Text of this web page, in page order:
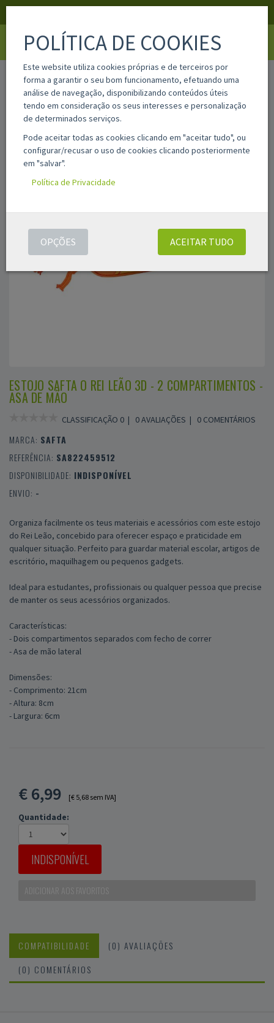
home sa822459512
ESTOJO SAFTA O REI LEÃO 3D - 2 COMPARTIMENTOS -
ASA DE MÃO
CLASSIFICAÇÃO 0 | 0 AVALIAÇÕES | 0 COMENTÁRIOS
MARCA: SAFTA
REFERÊNCIA: SA822459512
DISPONIBILIDADE: INDISPONÍVEL
ENVIO: -
Organiza facilmente os teus materiais e acessórios com este estojo
do Rei Leão, concebido para oferecer espaço e praticidade em
qualquer situação. Perfeito para guardar material escolar, artigos de
escritório, maquilhagem ou pequenos gadgets.
Ideal para estudantes, profissionais ou qualquer pessoa que precise
de manter os seus acessórios organizados.
Características:
- Dois compartimentos separados com fecho de correr
- Asa de mão lateral
Dimensões:
- Comprimento: 21cm
- Altura: 8cm
- Largura: 6cm
€6,99 [€ 5,68 sem IVA]
Quantidade:
INDISPONÍVEL
ADICIONAR AOS FAVORITOS
COMPATIBILIDADE
(0) AVALIAÇÕES
(0) COMENTÁRIOS
POLÍTICA DE COOKIES
Este website utiliza cookies próprias e de terceiros por
forma a garantir o seu bom funcionamento, efetuando uma
análise de navegação, disponibilizando conteúdos úteis
tendo em consideração os seus interesses e personalização
de determinados serviços.
Pode aceitar todas as cookies clicando em "aceitar tudo", ou
configurar/recusar o uso de cookies clicando posteriormente
em "salvar".
Política de Privacidade
ACEITAR TUDO
OPÇÕES